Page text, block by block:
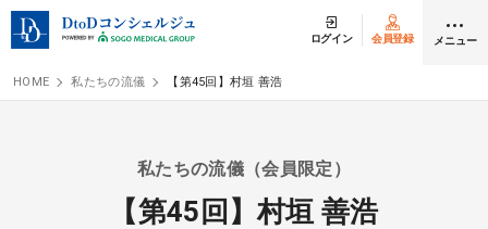
ログイン 会員登録 メニュー
HOME 私たちの流儀 【第45回】村垣 善浩
私たちの流儀（会員限定）
【第45回】村垣 善浩